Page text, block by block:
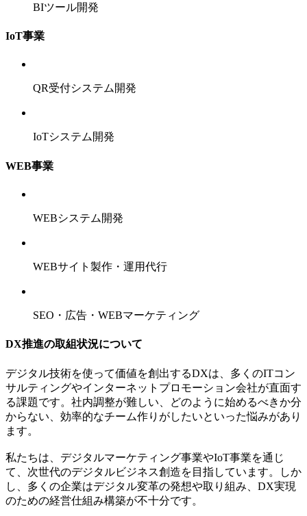
BIツール開発
IoT事業
QR受付システム開発
IoTシステム開発
WEB事業
WEBシステム開発
WEBサイト製作・運用代行
SEO・広告・WEBマーケティング
DX推進の取組状況について
デジタル技術を使って価値を創出するDXは、多くのITコン
サルティングやインターネットプロモーション会社が直面す
る課題です。社内調整が難しい、どのように始めるべきか分
からない、効率的なチーム作りがしたいといった悩みがあり
ます。
私たちは、デジタルマーケティング事業やIoT事業を通じ
て、次世代のデジタルビジネス創造を目指しています。しか
し、多くの企業はデジタル変革の発想や取り組み、DX実現
のための経営仕組み構築が不十分です。